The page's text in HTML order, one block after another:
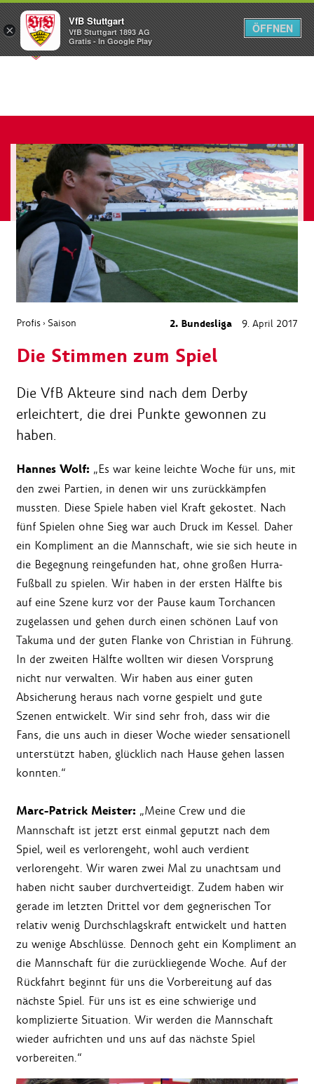
Menü
Profis › Saison 2. Bundesliga 9. April 2017
Die Stimmen zum Spiel
Die VfB Akteure sind nach dem Derby
erleichtert, die drei Punkte gewonnen zu
haben.
Hannes Wolf: „Es war keine leichte Woche für uns, mit
den zwei Partien, in denen wir uns zurückkämpfen
mussten. Diese Spiele haben viel Kraft gekostet. Nach
fünf Spielen ohne Sieg war auch Druck im Kessel. Daher
ein Kompliment an die Mannschaft, wie sie sich heute in
die Begegnung reingefunden hat, ohne großen Hurra-
Fußball zu spielen. Wir haben in der ersten Hälfte bis
auf eine Szene kurz vor der Pause kaum Torchancen
zugelassen und gehen durch einen schönen Lauf von
Takuma und der guten Flanke von Christian in Führung.
In der zweiten Hälfte wollten wir diesen Vorsprung
nicht nur verwalten. Wir haben aus einer guten
Absicherung heraus nach vorne gespielt und gute
Szenen entwickelt. Wir sind sehr froh, dass wir die
Fans, die uns auch in dieser Woche wieder sensationell
unterstützt haben, glücklich nach Hause gehen lassen
konnten.“
Marc-Patrick Meister: „Meine Crew und die
Mannschaft ist jetzt erst einmal geputzt nach dem
Spiel, weil es verlorengeht, wohl auch verdient
verlorengeht. Wir waren zwei Mal zu unachtsam und
haben nicht sauber durchverteidigt. Zudem haben wir
gerade im letzten Drittel vor dem gegnerischen Tor
relativ wenig Durchschlagskraft entwickelt und hatten
zu wenige Abschlüsse. Dennoch geht ein Kompliment an
die Mannschaft für die zurückliegende Woche. Auf der
Rückfahrt beginnt für uns die Vorbereitung auf das
nächste Spiel. Für uns ist es eine schwierige und
komplizierte Situation. Wir werden die Mannschaft
wieder aufrichten und uns auf das nächste Spiel
vorbereiten.“
×
VfB Stuttgart
VfB Stuttgart 1893 AG
Gratis - In Google Play
ÖFFNEN